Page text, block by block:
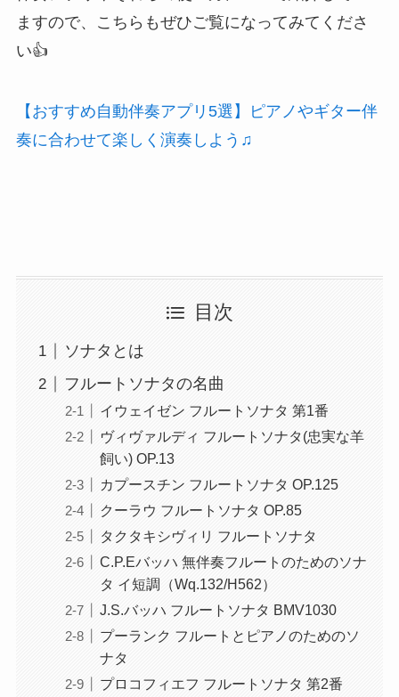
ますので、こちらもぜひご覧になってみてくださ
い👍
【おすすめ自動伴奏アプリ5選】ピアノやギター伴
奏に合わせて楽しく演奏しよう♫
目次
ソナタとは
フルートソナタの名曲
イウェイゼン フルートソナタ 第1番
ヴィヴァルディ フルートソナタ(忠実な羊
飼い) OP.13
カプースチン フルートソナタ OP.125
クーラウ フルートソナタ OP.85
タクタキシヴィリ フルートソナタ
C.P.Eバッハ 無伴奏フルートのためのソナ
タ イ短調（Wq.132/H562）
J.S.バッハ フルートソナタ BMV1030
プーランク フルートとピアノのためのソ
ナタ
プロコフィエフ フルートソナタ 第2番